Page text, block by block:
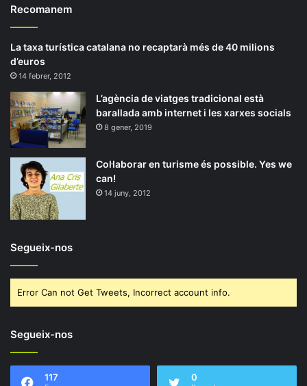
Recomanem
La taxa turística catalana no recaptarà més de 40 milions
d’euros
14 febrer, 2012
L’agència de viatges tradicional està
barallada amb internet i les xarxes socials
8 gener, 2019
Col·laborar en turisme és possible. Yes we
can!
14 juny, 2012
Segueix-nos
Error Can not Get Tweets, Incorrect account info.
Segueix-nos
117 0